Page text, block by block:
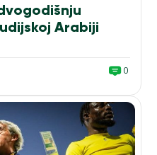
Arabiji
0